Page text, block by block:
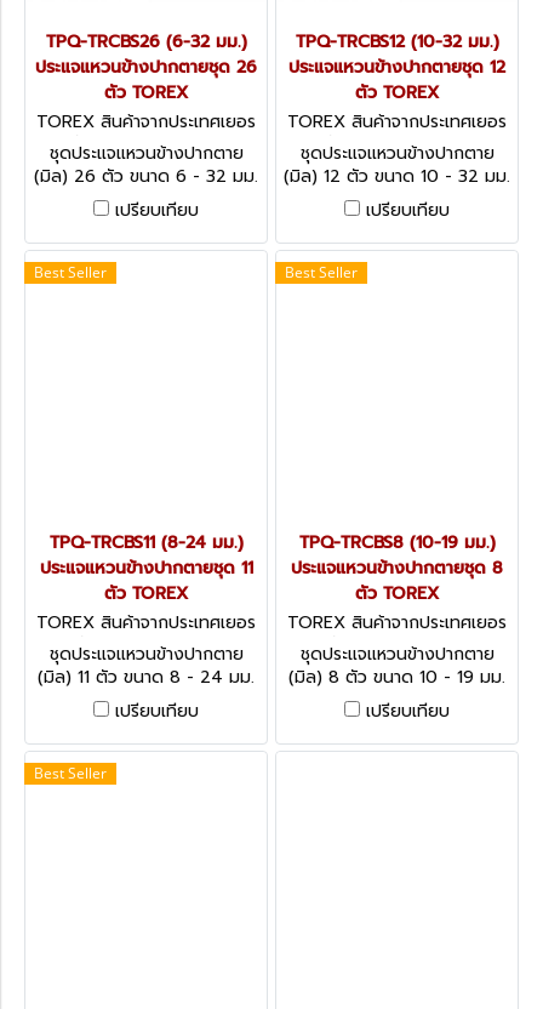
TPQ-TRCBS26 (6-32 มม.)
ประแจแหวนข้างปากตายชุด 26
ตัว TOREX
TOREX สินค้าจากประเทศเยอร
มัน TPQ-TRCBS26
ชุดประแจแหวนข้างปากตาย
(มิล) 26 ตัว ขนาด 6 - 32 มม.
วัสดุโครมวานาเดียม (CHROME
VANADIUM) COMBINATION
SPANNERS SET - DIN 3113
(METRIC)
เปรียบเทียบ
TPQ-TRCBS12 (10-32 มม.)
ประแจแหวนข้างปากตายชุด 12
ตัว TOREX
TOREX สินค้าจากประเทศเยอร
มัน TPQ-TRCBS12
ชุดประแจแหวนข้างปากตาย
(มิล) 12 ตัว ขนาด 10 - 32 มม.
วัสดุโครมวานาเดียม (CHROME
VANADIUM) COMBINATION
SPANNERS SET - DIN 3113
(METRIC)
เปรียบเทียบ
Best Seller
TPQ-TRCBS11 (8-24 มม.)
ประแจแหวนข้างปากตายชุด 11
ตัว TOREX
TOREX สินค้าจากประเทศเยอร
มัน TPQ-TRCBS11
ชุดประแจแหวนข้างปากตาย
(มิล) 11 ตัว ขนาด 8 - 24 มม.
วัสดุโครมวานาเดียม (CHROME
VANADIUM) COMBINATION
SPANNERS SET - DIN 3113
(METRIC)
เปรียบเทียบ
Best Seller
TPQ-TRCBS8 (10-19 มม.)
ประแจแหวนข้างปากตายชุด 8
ตัว TOREX
TOREX สินค้าจากประเทศเยอร
มัน TPQ-TRCBS8
ชุดประแจแหวนข้างปากตาย
(มิล) 8 ตัว ขนาด 10 - 19 มม.
วัสดุโครมวานาเดียม (CHROME
VANADIUM) COMBINATION
SPANNERS SET - DIN 3113
เปรียบเทียบ
Best Seller